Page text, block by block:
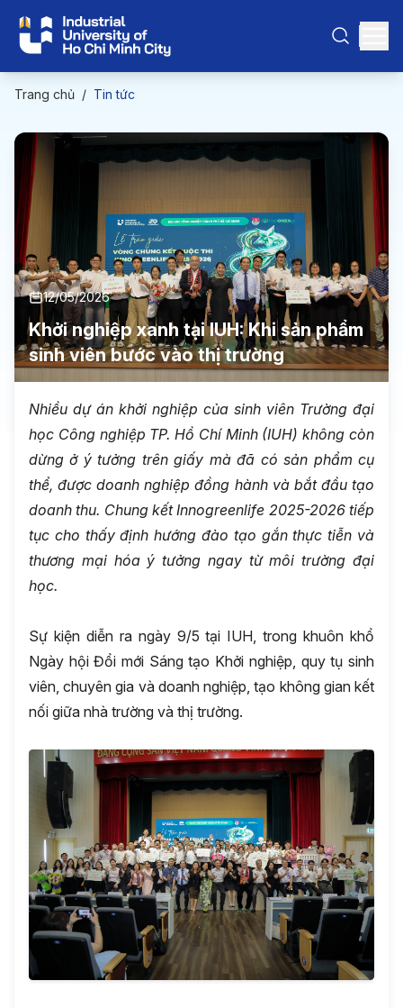
Trang chủ / Tin tức
12/05/2026
Khởi nghiệp xanh tại IUH: Khi sản phẩm
sinh viên bước vào thị trường
Nhiều dự án khởi nghiệp của sinh viên Trường đại
học Công nghiệp TP. Hồ Chí Minh (IUH) không còn
dừng ở ý tưởng trên giấy mà đã có sản phẩm cụ
thể, được doanh nghiệp đồng hành và bắt đầu tạo
doanh thu. Chung kết Innogreenlife 2025-2026 tiếp
tục cho thấy định hướng đào tạo gắn thực tiễn và
thương mại hóa ý tưởng ngay từ môi trường đại
học.
Sự kiện diễn ra ngày 9/5 tại IUH, trong khuôn khổ
Ngày hội Đổi mới Sáng tạo Khởi nghiệp, quy tụ sinh
viên, chuyên gia và doanh nghiệp, tạo không gian kết
nối giữa nhà trường và thị trường.